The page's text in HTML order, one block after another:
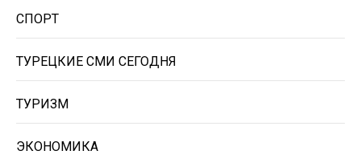
СПОРТ
ТУРЕЦКИЕ СМИ СЕГОДНЯ
ТУРИЗМ
ЭКОНОМИКА